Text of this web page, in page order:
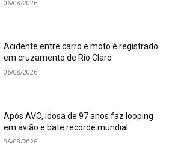
06/08/2026
Acidente entre carro e moto é registrado
em cruzamento de Rio Claro
06/08/2026
Após AVC, idosa de 97 anos faz looping
em avião e bate recorde mundial